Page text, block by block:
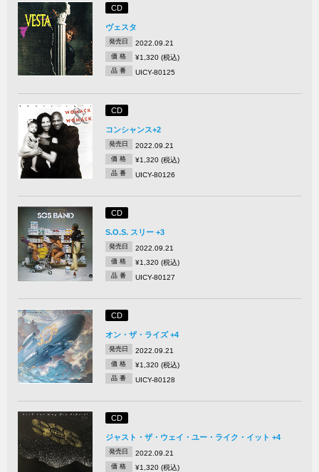
CD
ヴェスタ
発売日 2022.09.21
価 格 ¥1,320 (税込)
品 番 UICY-80125
CD
コンシャンス+2
発売日 2022.09.21
価 格 ¥1,320 (税込)
品 番 UICY-80126
CD
S.O.S. スリー +3
発売日 2022.09.21
価 格 ¥1,320 (税込)
品 番 UICY-80127
CD
オン・ザ・ライズ +4
発売日 2022.09.21
価 格 ¥1,320 (税込)
品 番 UICY-80128
CD
ジャスト・ザ・ウェイ・ユー・ライク・イット +4
発売日 2022.09.21
価 格 ¥1,320 (税込)